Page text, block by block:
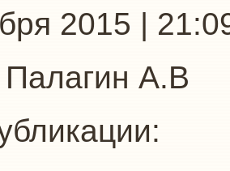
2015 |
Палагин А.В